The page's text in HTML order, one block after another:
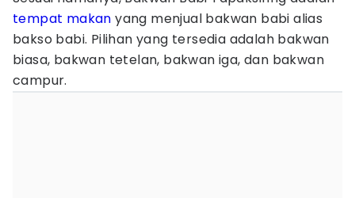
tempat makan yang menjual bakwan babi alias
bakso babi. Pilihan yang tersedia adalah bakwan
biasa, bakwan tetelan, bakwan iga, dan bakwan
campur.